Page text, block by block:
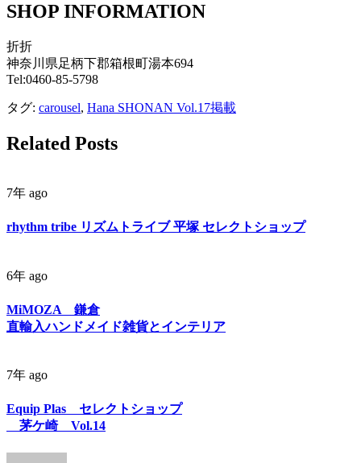
SHOP INFORMATION
折折
神奈川県足柄下郡箱根町湯本694
Tel:0460-85-5798
タグ: carousel, Hana SHONAN Vol.17掲載
Related Posts
7年 ago
rhythm tribe リズムトライブ 平塚 セレクトショップ
6年 ago
MiMOZA 鎌倉
直輸入ハンドメイド雑貨とインテリア
7年 ago
Equip Plas セレクトショップ
茅ケ崎 Vol.14